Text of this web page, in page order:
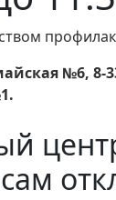
№6, 8-